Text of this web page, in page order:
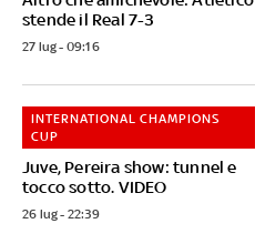
stende il Real 7-3
27 lug - 09:16
Juve, Pereira show: tunnel e
tocco sotto. VIDEO
INTERNATIONAL CHAMPIONS
CUP
26 lug - 22:39